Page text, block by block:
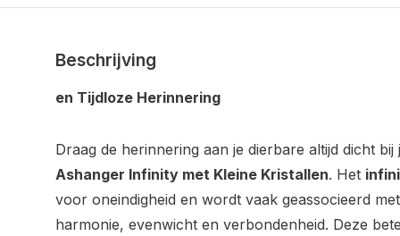
Beschrijving
en Tijdloze Herinnering
Draag de herinnering aan je dierbare altijd dicht bij
Ashanger Infinity met Kleine Kristallen. Het
voor oneindigheid en wordt vaak geassocieerd
harmonie, evenwicht en verbondenheid. Deze